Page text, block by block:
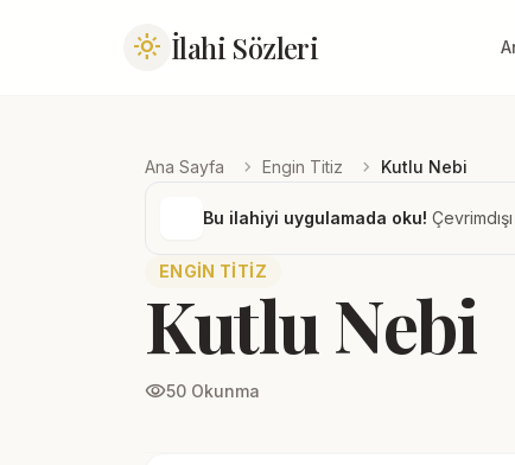
light_mode İlahi Sözleri
Ana Sayfa chevron_right Engin Titiz chevron_right Kutlu Nebi
Bu ilahiyi uygulamada oku!
ENGIN TITIZ
Kutlu Nebi
visibility50 Okunma